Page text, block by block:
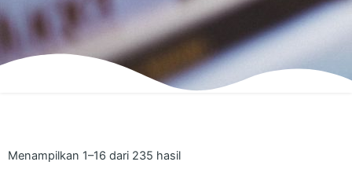
Menampilkan 1–16 dari 235 hasil